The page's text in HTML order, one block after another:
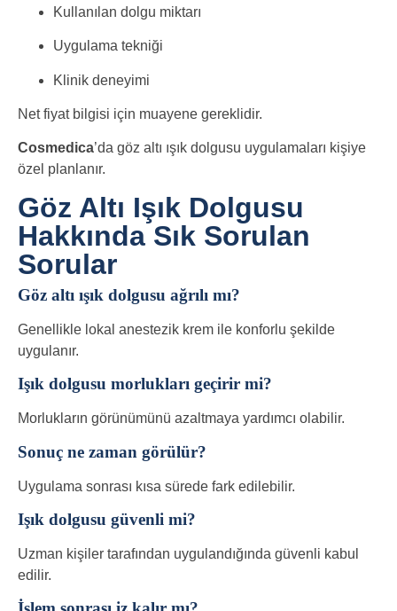
Kullanılan dolgu miktarı
Uygulama tekniği
Klinik deneyimi
Net fiyat bilgisi için muayene gereklidir.
Cosmedica’da göz altı ışık dolgusu uygulamaları kişiye
özel planlanır.
Göz Altı Işık Dolgusu
Hakkında Sık Sorulan
Sorular
Göz altı ışık dolgusu ağrılı mı?
Genellikle lokal anestezik krem ile konforlu şekilde
uygulanır.
Işık dolgusu morlukları geçirir mi?
Morlukların görünümünü azaltmaya yardımcı olabilir.
Sonuç ne zaman görülür?
Uygulama sonrası kısa sürede fark edilebilir.
Işık dolgusu güvenli mi?
Uzman kişiler tarafından uygulandığında güvenli kabul
edilir.